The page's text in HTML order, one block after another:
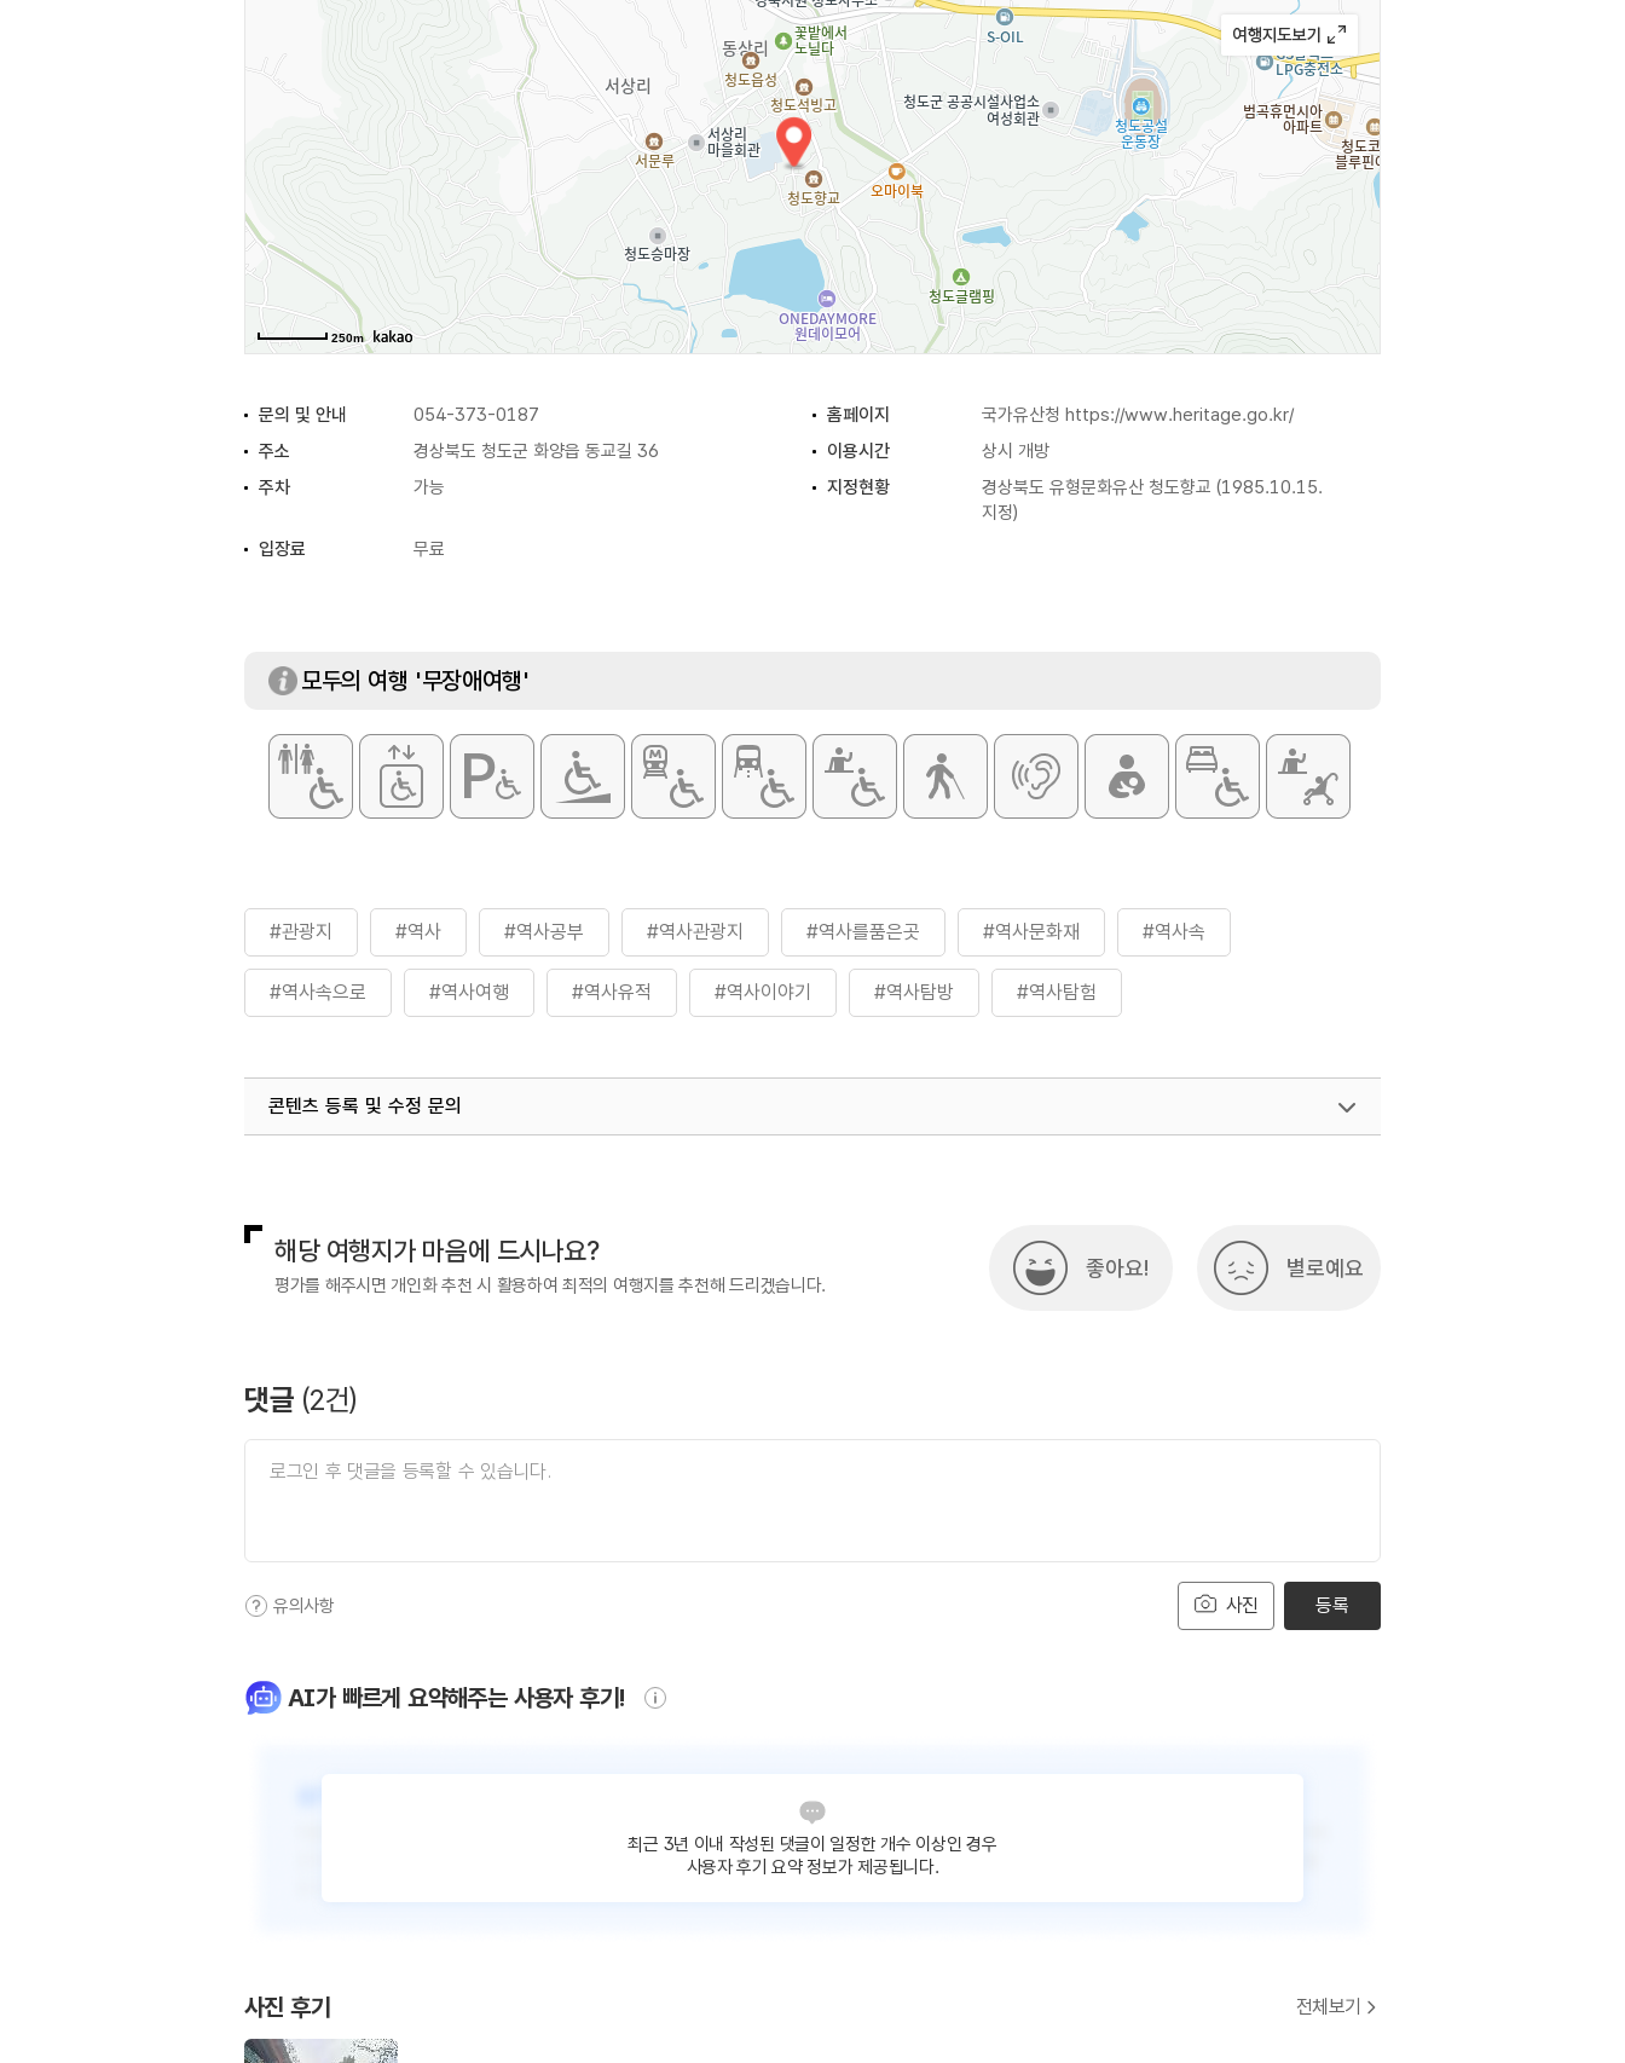
이해와 계승 발전을 위해 노력하고 있다.
250m
문의 및 안내 054-373-0187 홈페이지 국가유산청 https://www.heritage.go.kr/
주소
경상북도 청도군 화양읍 동교길 36 이용시간
상시 개방
주차
가능 지정현황
경상북도 유형문화유산 청도향교 (1985.10.15.
지정)
입장료
무료
모두의 여행 '무장애여행'
#관광지 #역사 #역사공부 #역사관광지 #역사를품은곳 #역사문화재 #역사속
#역사속으로 #역사여행 #역사유적 #역사이야기 #역사탐방 #역사탐험
콘텐츠 등록 및 수정 문의
해당 여행지가 마음에 드시나요?
평가를 해주시면 개인화 추천 시 활용하여 최적의 여행지를 추천해 드리겠습니다.
좋아요! 별로예요
댓글 (2건)
사진
유의사항 등록
AI가 빠르게 요약해주는 사용자 후기!
최근 3년 이내 작성된 댓글이 일정한 개수 이상인 경우
사용자 후기 요약 정보가 제공됩니다.
사진 후기 전체보기